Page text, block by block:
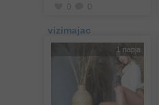
vizimajac
1 napja